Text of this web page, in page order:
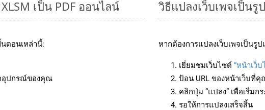
เป็น PDF ออนไลน์
ตอนเหล่านี้:
อุปกรณ์ของคุณ
วิธีแปลงเว็บเพจเป็นรู
หากต้องการแปลงเว็บเพจเป็นรู
เยี่ยมชมเว็บไซต์ “หน้าเว็บ
ป้อน URL ของหน้าเว็บที่
คลิกปุ่ม “แปลง” เพื่อเริ่มก
รอให้การแปลงเสร็จสิ้น